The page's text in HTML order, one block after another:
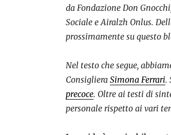
da Fondazione Don
Sociale e Airalzh Onlus.
prossimamente su questo
Nel testo che segue,
Consigliera Simona Ferrari.
precoce. Oltre ai testi di
personale rispetto ai vari